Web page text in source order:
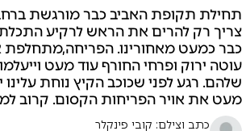
תחילת תקופת האביב כבר מורגשת
צריך רק להרים את הראש לרקיע התכלת
כבר כמעט מאחורינו. הפריחה,מתחלפת
עוטה ירוק ופרחי החורף עוד מעט
שלהם. רגע לפני שכוכב הקיץ נוחת עלינו
מעט את אויר הפריחות הקסום. קרוב
כתב וצילם: קובי פינקלר